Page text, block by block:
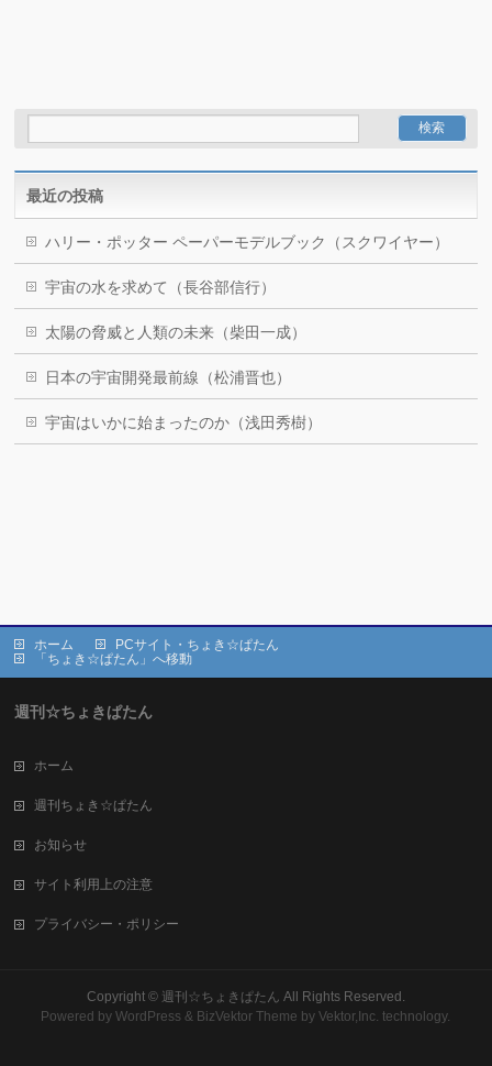
最近の投稿
ハリー・ポッター ペーパーモデルブック（スクワイヤー）
宇宙の水を求めて（長谷部信行）
太陽の脅威と人類の未来（柴田一成）
日本の宇宙開発最前線（松浦晋也）
宇宙はいかに始まったのか（浅田秀樹）
ホーム
PCサイト・ちょき☆ぱたん
「ちょき☆ぱたん」へ移動
週刊☆ちょきぱたん
ホーム
週刊ちょき☆ぱたん
お知らせ
サイト利用上の注意
プライバシー・ポリシー
Copyright © 週刊☆ちょきぱたん All Rights Reserved.
Powered byWordPress & BizVektor Theme by Vektor,Inc. technology.